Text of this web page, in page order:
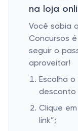
na loja
Você sabia
Concursos
seguir o
aproveitar!
Escolha
desconto
Clique
link”;